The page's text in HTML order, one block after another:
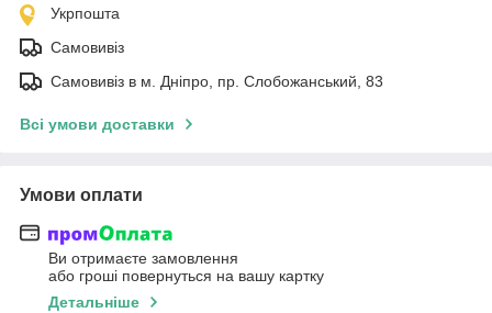
Укрпошта
Самовивіз
Самовивіз в м. Дніпро, пр. Слобожанський, 83
Всі умови доставки
Умови оплати
Ви отримаєте замовлення
або гроші повернуться на вашу картку
Детальніше